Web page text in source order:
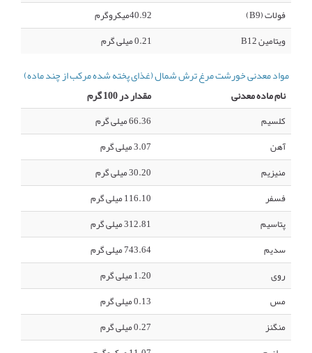
فولات (B9)
40.92میکروگرم
ویتامین B12
0.21 میلی گرم
مواد معدنی خورشت مرغ ترش شمال (غذای پخته شده مرکب از چند ماده)
نام ماده معدنی
مقدار در 100 گرم
کلسیم
66.36 میلی گرم
آهن
3.07 میلی گرم
منیزیم
30.20 میلی گرم
فسفر
116.10 میلی گرم
پتاسیم
312.81 میلی گرم
سدیم
743.64 میلی گرم
روی
1.20 میلی گرم
مس
0.13 میلی گرم
منگنز
0.27 میلی گرم